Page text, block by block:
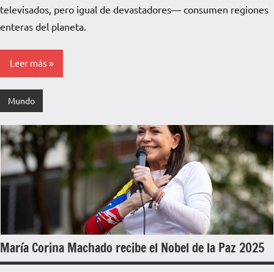
Pampa
televisados, pero igual de devastadores— consumen regiones
enteras del planeta.
Leer más
Mundo
María Corina Machado recibe el Nobel de la Paz 2025